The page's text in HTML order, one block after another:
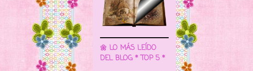
🌼 LO MÁS LEÍDO
DEL BLOG * TOP 5 *